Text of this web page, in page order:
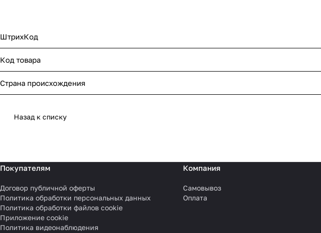
ШтрихКод
Код товара
Страна происхождения
Назад к списку
Покупателям
Договор публичной оферты
Политика обработки персональных данных
Политика обработки файлов cookie
Приложение cookie
Политика видеонаблюдения
Компания
Самовывоз
Оплата